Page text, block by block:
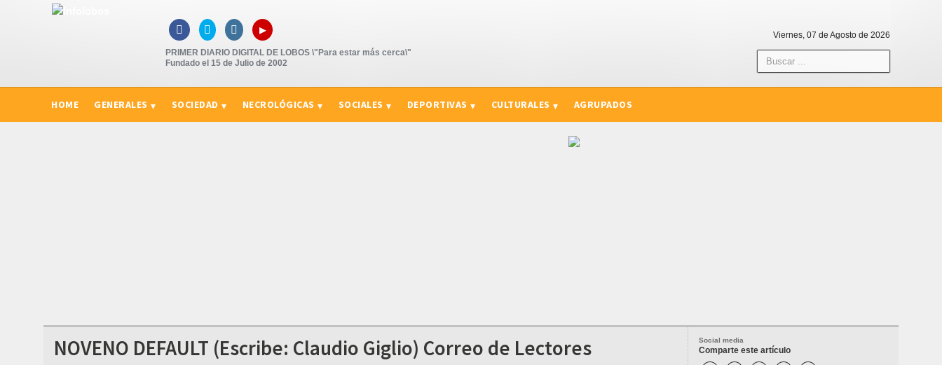
   ▸
PRIMER DIARIO DIGITAL DE LOBOS \"Para estar más cerca\"
Fundado el 15 de Julio de 2002
Viernes, 07 de Agosto de 2026
HOME GENERALES SOCIEDAD NECROLÓGICAS SOCIALES DEPORTIVAS CULTURALES AGRUPADOS
Social media
Comparte este artículo
NOVENO DEFAULT (Escribe: Claudio Giglio) Correo de Lectores